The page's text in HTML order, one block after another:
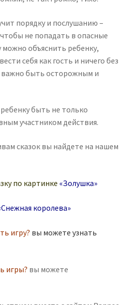
порядку и послушанию –
не попадать в опасные
можно объяснить ребенку,
себя как гость и ничего без
важно быть осторожным и
быть не только
участником действия.
сказок вы найдете на нашем
по картинке «Золушка»
королева»
игру? вы можете узнать
игры? вы можете